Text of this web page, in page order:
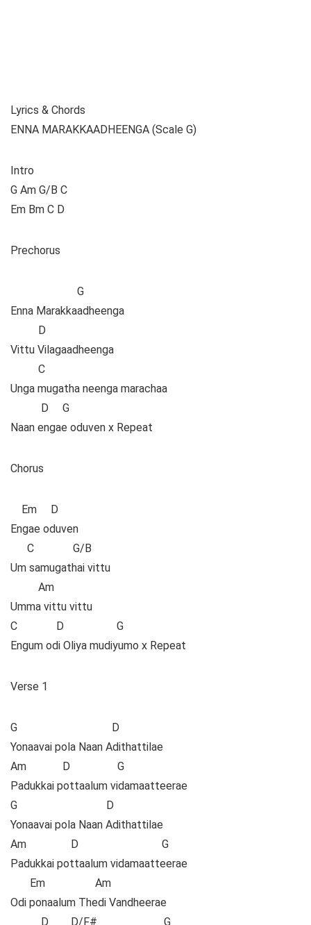
Lyrics & Chords
ENNA MARAKKAADHEENGA (Scale G)
Intro
G Am G/B C
Em Bm C D
Prechorus
G
Enna Marakkaadheenga
D
Vittu Vilagaadheenga
C
Unga mugatha neenga marachaa
D G
Naan engae oduven x Repeat
Chorus
Em D
Engae oduven
C G/B
Um samugathai vittu
Am
Umma vittu vittu
C D G
Engum odi Oliya mudiyumo x Repeat
Verse 1
G D
Yonaavai pola Naan Adithattilae
Am D G
Padukkai pottaalum vidamaatteerae
G D
Yonaavai pola Naan Adithattilae
Am D G
Padukkai pottaalum vidamaatteerae
Em Am
Odi ponaalum Thedi Vandheerae
D D/F# G